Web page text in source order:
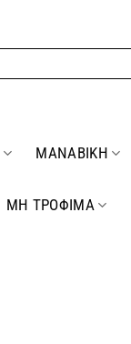
ΜΑΝΑΒΙΚΗ
ΜΗ ΤΡΟΦΙΜΑ